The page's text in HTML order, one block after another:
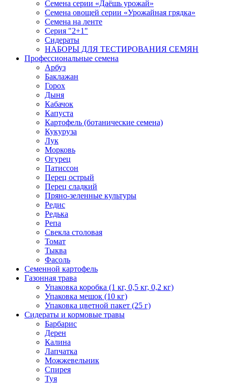
Семена серии «Даёшь урожай»
Семена овощей серии «Урожайная грядка»
Семена на ленте
Серия "2+1"
Сидераты
НАБОРЫ ДЛЯ ТЕСТИРОВАНИЯ СЕМЯН
Профессиональные семена
Арбуз
Баклажан
Горох
Дыня
Кабачок
Капуста
Картофель (ботанические семена)
Кукуруза
Лук
Морковь
Огурец
Патиссон
Перец острый
Перец сладкий
Пряно-зеленные культуры
Редис
Редька
Репа
Свекла столовая
Томат
Тыква
Фасоль
Семенной картофель
Газонная трава
Упаковка коробка (1 кг, 0,5 кг, 0,2 кг)
Упаковка мешок (10 кг)
Упаковка цветной пакет (25 г)
Сидераты и кормовые травы
Барбарис
Дерен
Калина
Лапчатка
Можжевельник
Спирея
Туя